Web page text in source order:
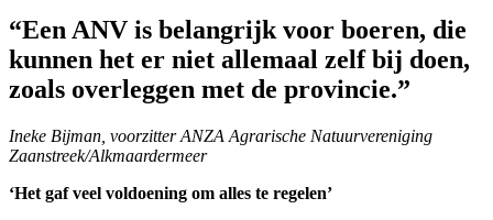
“Een ANV is belangrijk voor boeren, die
kunnen het er niet allemaal zelf bij doen,
zoals overleggen met de provincie.”
Ineke Bijman, voorzitter ANZA Agrarische Natuurvereniging
Zaanstreek/Alkmaardermeer
‘Het gaf veel voldoening om alles te regelen’